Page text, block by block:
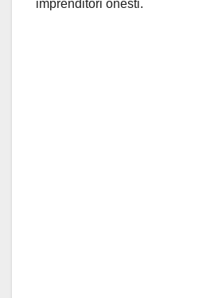
imprenditori onesti.